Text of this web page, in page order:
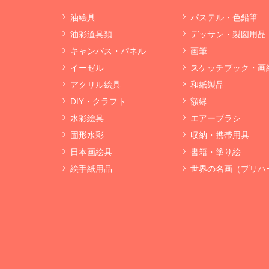
油絵具
油彩道具類
キャンバス・パネル
イーゼル
アクリル絵具
DIY・クラフト
水彩絵具
固形水彩
日本画絵具
絵手紙用品
パステル・色鉛筆
デッサン・製図用品
画筆
スケッチブック・画
和紙製品
額縁
エアーブラシ
収納・携帯用具
書籍・塗り絵
世界の名画（プリハ